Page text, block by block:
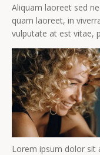
Aliquam laoreet sed
quam laoreet, in
vulputate at est vitae,
Lorem ipsum dolor sit